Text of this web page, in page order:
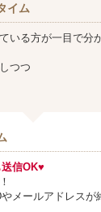
イム
いる方が一目で分
つつ
信OK♥
メールアドレスが